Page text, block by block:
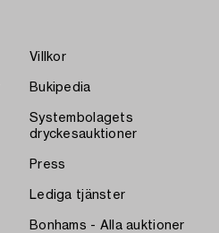
Villkor
Bukipedia
Systembolagets
dryckesauktioner
Press
Lediga tjänster
Bonhams - Alla auktioner